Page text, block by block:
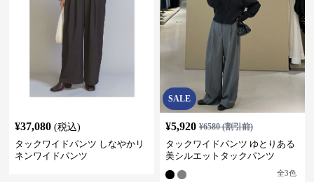
¥37,080 (税込)
タックワイドパンツ しなやかリ
ネンワイドパンツ
SALE
¥5,920 ¥6580(割引前)
タックワイドパンツ ゆとりある
美シルエットタックパンツ
全3色